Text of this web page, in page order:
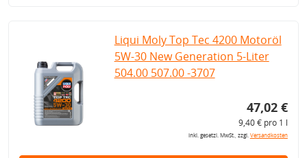
Liqui Moly Top Tec 4200 Motoröl
5W-30 New Generation 5-Liter
504.00 507.00 -3707
47,02 €
9,40 € pro 1 l
inkl. gesetzl. MwSt., zzgl.Versandkosten